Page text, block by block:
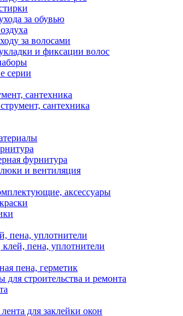
за обувью
за волосами
и фиксации волос
серии
сантехника
сантехника
фурнитура
и вентиляция
аксессуары
пена, уплотнители
пена, уплотнители
пена, герметик
для строительства и ремонта
для заклейки окон